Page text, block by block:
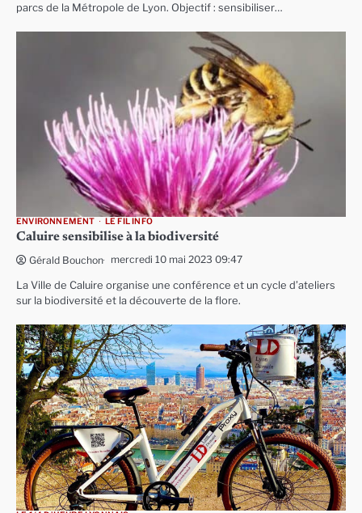
parcs de la Métropole de Lyon. Objectif : sensibiliser…
ENVIRONNEMENT LE FIL INFO
Caluire sensibilise à la biodiversité
Gérald Bouchon mercredi 10 mai 2023 09:47
La Ville de Caluire organise une conférence et un cycle d’ateliers
sur la biodiversité et la découverte de la flore.